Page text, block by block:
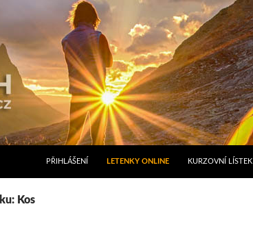
PŘIHLÁŠENÍ LETENKY ONLINE KURZOVNÍ LÍSTEK
Kos